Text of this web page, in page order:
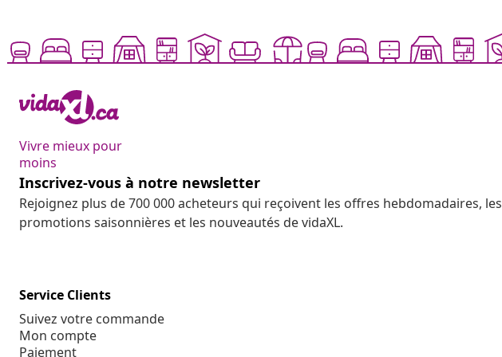
Vivre mieux pour
moins
Inscrivez-vous à notre newsletter
Rejoignez plus de 700 000 acheteurs qui reçoivent les offres hebdomadaires, les
promotions saisonnières et les nouveautés de vidaXL.
Service Clients
Suivez votre commande
Mon compte
Paiement